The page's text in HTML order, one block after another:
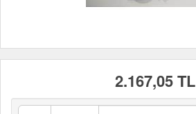
2.167,05 TL